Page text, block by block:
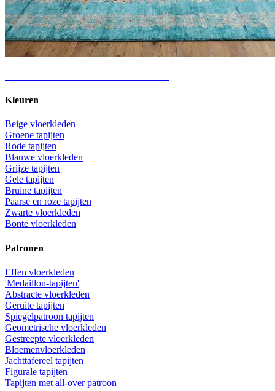
Kleuren
Beige vloerkleden
Groene tapijten
Rode tapijten
Blauwe vloerkleden
Grijze tapijten
Gele tapijten
Bruine tapijten
Paarse en roze tapijten
Zwarte vloerkleden
Bonte vloerkleden
Patronen
Effen vloerkleden
'Medaillon-tapijten'
Abstracte vloerkleden
Geruite tapijten
Spiegelpatroon tapijten
Geometrische vloerkleden
Gestreepte vloerkleden
Bloemenvloerkleden
Jachttafereel tapijten
Figurale tapijten
Tapijten met all-over patroon